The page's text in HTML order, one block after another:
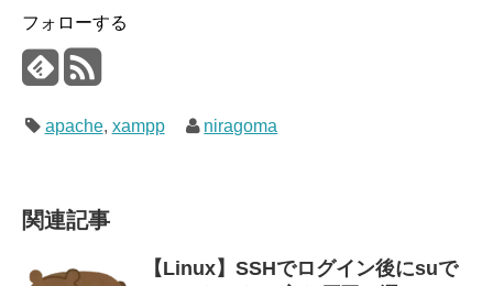
フォローする
apache, xampp niragoma
関連記事
【Linux】SSHでログイン後にsuで